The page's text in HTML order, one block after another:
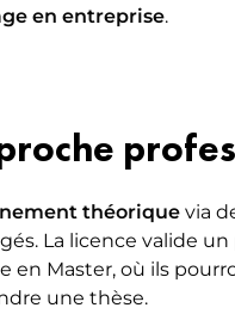
en entreprise.
théorique via
La licence valide
Master, où ils
une thèse.